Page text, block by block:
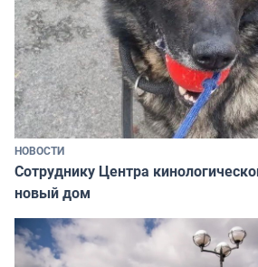
НОВОСТИ
Сотруднику Центра
новый дом